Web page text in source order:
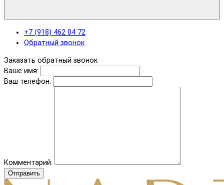
+7 (918) 462 04 72
Обратный звонок
Заказать обратный звонок
Ваше имя:
Ваш телефон:
Комментарий:
Отправить